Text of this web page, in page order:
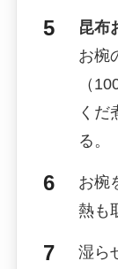
昆布
お椀
（
くだ
る。
お椀
熱も
湿ら